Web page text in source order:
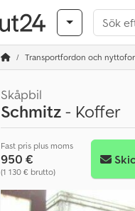
Transportfordon och
Skåpbil
Schmitz- Koffer
Fast pris plus moms
950 €
(1 130 € brutto)